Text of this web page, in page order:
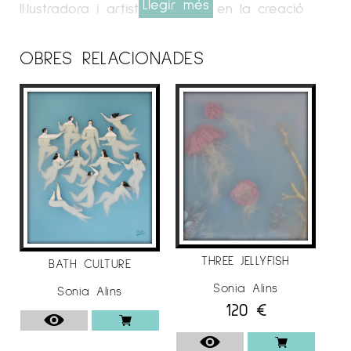
Il·lustradora i artista centrada en la creació
dues dimensions, amb collages fets de capes
transparents i altres materials, que troben
inspiració en l’art d’Yves Klein i les peces
tridimensionals de Joseph Cornell.
Amb una personalitat artística a mig camí
entre el surrealisme i el Romanticisme, les
protagonistes de les obres d’art de Sonia són
gairebé exclusivament dones i ens connecten
amb l’iconografia femenina de l’època
romàntica, com les odalisques d’Ingres o
l’Ophelia de John Everett Millais, el moviment
art déco (Tamara de Lempicka) o el
simbolisme de Gustav Klimt.
La seva sèrieDones d’Aigua,és una sèrie de
Llegir més
OBRES RELACIONADES
BATH CULTURE
Sonia Alins
THREE JELLYFISH
Sonia Alins
120 €